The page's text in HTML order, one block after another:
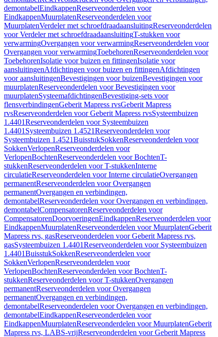
demontabelEindkappenReserveonderdelen voor
EindkappenMuurplatenReserveonderdelen voor
MuurplatenVerdeler met schroefdraadaansluitingReserveonderdelen
voor Verdeler met schroefdraadaansluitingT-stukken voor
verwarmingOvergangen voor verwarmingReserveonderdelen voor
Overgangen voor verwarmingToebehorenReserveonderdelen voor
ToebehorenIsolatie voor buizen en fittingenIsolatie voor
aansluitingenAfdichtingen voor buizen en fittingenAfdichtingen
voor aansluitingenBevestigingen voor buizenBevestigingen voor
muurplatenReserveonderdelen voor Bevestigingen voor
muurplatenSysteemafdichtingenBevestiging-sets voor
flensverbindingenGeberit Mapress rvsGeberit Mapress
rvsReserveonderdelen voor Geberit Mapress rvsSysteembuizen
1.4401Reserveonderdelen voor Systeembuizen
1.4401 Systeembuizen 1.4521Reserveonderdelen voor
Systeembuizen 1.4521BuisstukSokkenReserveonderdelen voor
SokkenVerlopenReserveonderdelen voor
VerlopenBochtenReserveonderdelen voor BochtenT-
stukkenReserveonderdelen voor T-stukkenInterne
circulatieReserveonderdelen voor Interne circulatieOvergangen
permanentReserveonderdelen voor Overgangen
permanentOvergangen en verbindingen,
demontabelReserveonderdelen voor Overgangen en verbindingen,
demontabelCompensatorenReserveonderdelen voor
CompensatorenDoorvoeringenEindkappenReserveonderdelen voor
EindkappenMuurplatenReserveonderdelen voor MuurplatenGeberit
Mapress rvs, gasReserveonderdelen voor Geberit Mapress rvs,
gasSysteembuizen 1.4401Reserveonderdelen voor Systeembuizen
1.4401BuisstukSokkenReserveonderdelen voor
SokkenVerlopenReserveonderdelen voor
VerlopenBochtenReserveonderdelen voor BochtenT-
stukkenReserveonderdelen voor T-stukkenOvergangen
permanentReserveonderdelen voor Overgangen
permanentOvergangen en verbindingen,
demontabelReserveonderdelen voor Overgangen en verbindingen,
demontabelEindkappenReserveonderdelen voor
EindkappenMuurplatenReserveonderdelen voor MuurplatenGeberit
Mapress rvs, LABS-vrijReserveonderdelen voor Geberit Mapress